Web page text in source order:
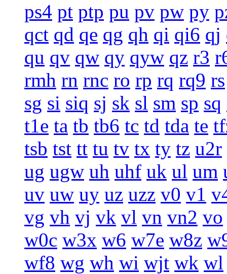
ps4 pt ptp pu pv pw py
qct qd qe qg qh qi qi6 qj
qu qv qw qy qyw qz r3
rmh rn rnc ro rp rq rq9 rs
sg si siq sj sk sl sm sp sq
t1e ta tb tb6 tc td tda te
tsb tst tt tu tv tx ty tz u2r
ug ugw uh uhf uk ul um
uv uw uy uz uzz v0 v1
vg vh vj vk vl vn vn2 vo
w0c w3x w6 w7e w8z
wf8 wg wh wi wjt wk wl